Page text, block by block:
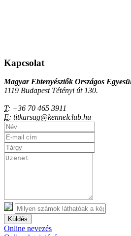
Kapcsolat
Magyar Ebtenyésztők Országos
1119 Budapest Tétényi út 130.
T: +36 70 465 3911
E: titkarsag@kennelclub.hu
Küldés
Online nevezés